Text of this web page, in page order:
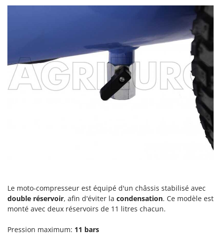
Oriental Koshin
Outdoorchef
Prismafood
R
Rato
Le moto-compresseur est équipé d'un châssis stabilisé avec
double réservoir, afin d'éviter la condensation. Ce modèle est
monté avec deux réservoirs de 11 litres chacun.
Pression maximum: 11 bars